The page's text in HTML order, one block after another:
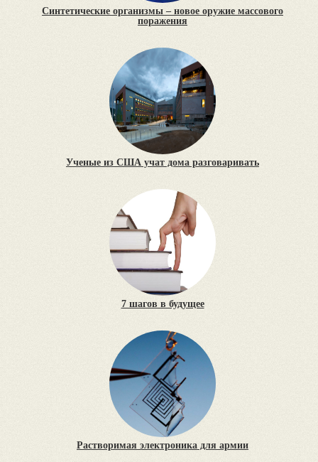
Синтетические организмы – новое оружие массового
поражения
Ученые из США учат дома разговаривать
7 шагов в будущее
Растворимая электроника для армии